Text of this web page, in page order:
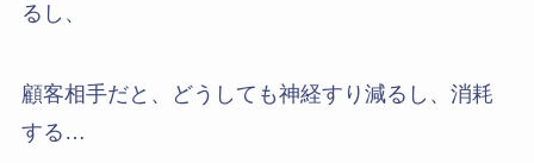
るし、
顧客相手だと、どうしても神経すり減るし、消耗
する…